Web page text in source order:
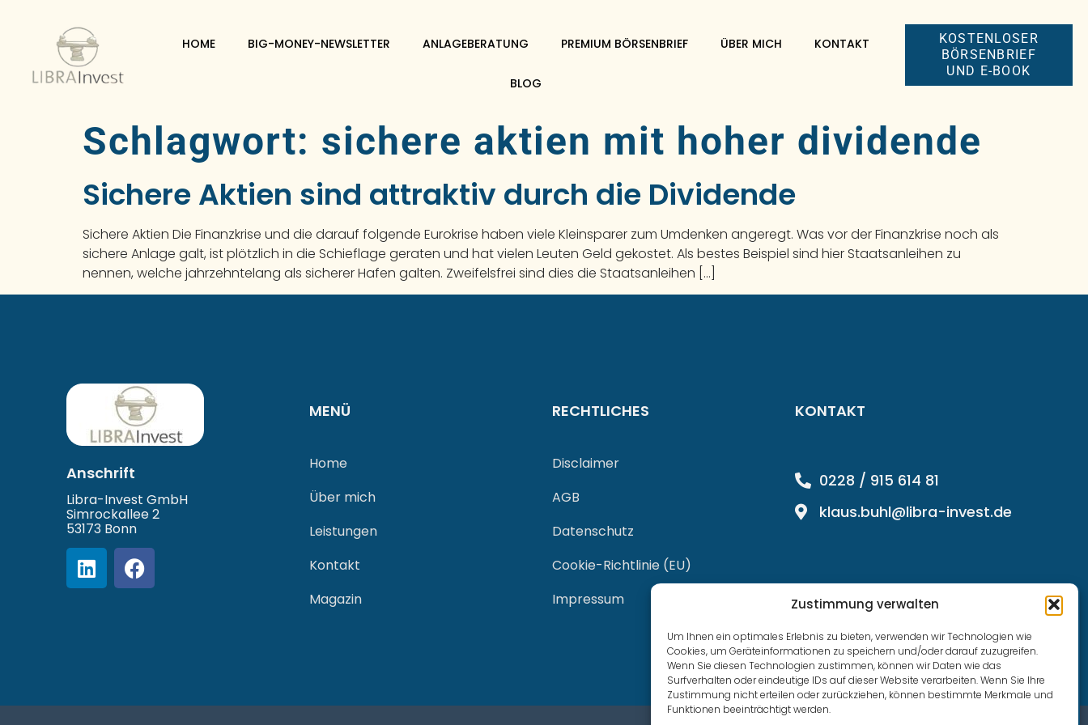
Zustimmung verwalten
Um Ihnen ein optimales Erlebnis zu bieten, verwenden wir Technologien wie
Cookies, um Geräteinformationen zu speichern und/oder darauf zuzugreifen.
Wenn Sie diesen Technologien zustimmen, können wir Daten wie das
Surfverhalten oder eindeutige IDs auf dieser Website verarbeiten. Wenn Sie Ihre
Zustimmung nicht erteilen oder zurückziehen, können bestimmte Merkmale und
Funktionen beeinträchtigt werden.
HOME BIG-MONEY-NEWSLETTER ANLAGEBERATUNG PREMIUM BÖRSENBRIEF ÜBER MICH KONTAKT
BLOG
KOSTENLOSER
BÖRSENBRIEF
UND E-BOOK
Schlagwort: sichere aktien mit hoher dividende
Sichere Aktien sind attraktiv durch die Dividende
Sichere Aktien Die Finanzkrise und die darauf folgende Eurokrise haben viele Kleinsparer zum Umdenken angeregt. Was vor der Finanzkrise noch als
sichere Anlage galt, ist plötzlich in die Schieflage geraten und hat vielen Leuten Geld gekostet. Als bestes Beispiel sind hier Staatsanleihen zu
nennen, welche jahrzehntelang als sicherer Hafen galten. Zweifelsfrei sind dies die Staatsanleihen […]
Anschrift
Libra-Invest GmbH
Simrockallee 2
53173 Bonn
MENÜ
Home
Über mich
Leistungen
Kontakt
Magazin
RECHTLICHES
Disclaimer
AGB
Datenschutz
Cookie-Richtlinie (EU)
Impressum
KONTAKT
0228 / 915 614 81
klaus.buhl@libra-invest.de